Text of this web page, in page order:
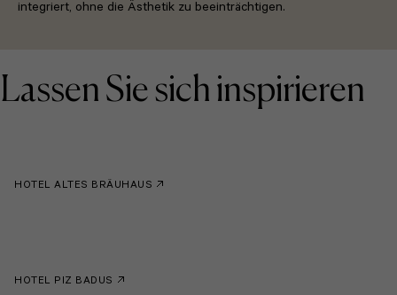
integriert, ohne die Ästhetik zu beeinträchtigen.
Lassen Sie sich inspirieren
HOTEL ALTES BRÄUHAUS
HOTEL PIZ BADUS